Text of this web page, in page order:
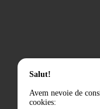
Salut!
Avem nevoie de
cookies: